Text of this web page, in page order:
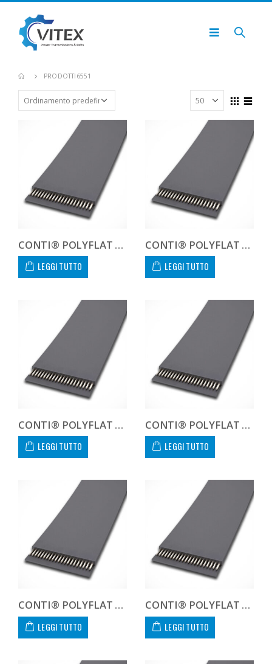
PRODOTTI 6551
CONTI® POLYFLAT FLA F 10 HF
LEGGI TUTTO
CONTI® POLYFLAT FLA F 10 HP
LEGGI TUTTO
CONTI® POLYFLAT FLA F 10 HS
LEGGI TUTTO
CONTI® POLYFLAT FLA F 15 HF
LEGGI TUTTO
CONTI® POLYFLAT FLA F 15 HP
LEGGI TUTTO
CONTI® POLYFLAT FLA F 15 XHP
LEGGI TUTTO